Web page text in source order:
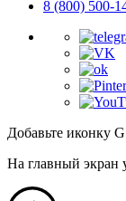
8 (800) 500-
Добавьте иконку
На главный экран